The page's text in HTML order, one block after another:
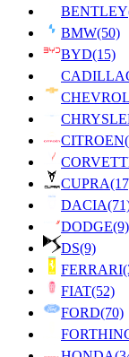
BENTLEY
BMW(50)
BYD(15)
CITROEN
CUPRA
DACIA
DODGE(9)
DS(9)
FERRARI
FIAT(52)
FORD(70)